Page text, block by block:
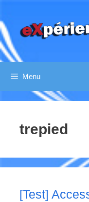
contenu
Menu
trepied
[Test]